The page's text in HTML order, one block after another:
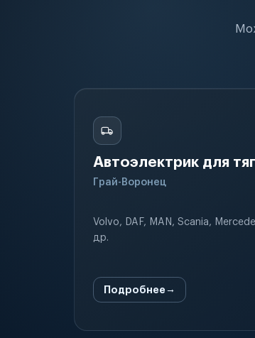
Автоэлектрик для
Грай-Воронец
Volvo, DAF, MAN, Scania,
др.
Подробнее